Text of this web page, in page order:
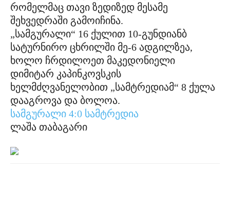
რომელმაც თავი ზედიზედ მესამე
შეხვედრაში გამოიჩინა.
„სამგურალი“ 16 ქულით 10-გუნდიანბ
სატურნირო ცხრილში მე-6 ადგილზეა,
ხოლო ჩრდილოეთ მაკედონიელი
დიმიტარ კაპინკოვსკის
ხელმძღვანელობით „სამტრედიამ“ 8 ქულა
დააგროვა და ბოლოა.
სამგურალი 4:0 სამტრედია
ლაშა თაბაგარი